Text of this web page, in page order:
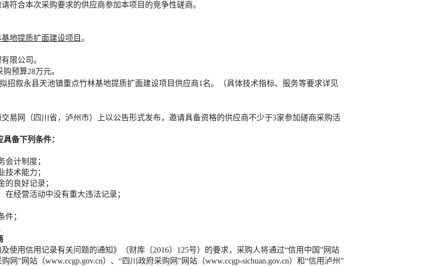
请符合本次采购要求的供应商参加本项目的竞争性磋商。
地提质扩面建设项目。
限公司。
购预算28万元。
招叙永县天池镇重点竹林基地提质扩面建设项目供应商1名。 （具体技术指标、服务等要求详见
易网（四川省，泸州市） 上以公告形式发布，邀请具备资格的供应商不少于3家参加磋商采购活
备下列条件：
会计制度；
技术能力；
的良好记录；
经营活动中没有重大违法记录；
件；
使用信用记录有关问题的通知》（财库〔2016〕125号）的要求，采购人将通过“信用中国”网站
购网”网站（www.ccgp.gov.cn）、“四川政府采购网”网站（www.ccgp-sichuan.gov.cn）和“信用泸州”